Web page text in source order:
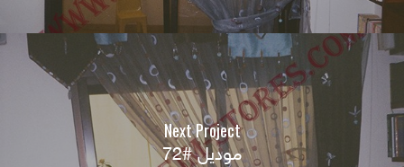
Next Project
موديل #72